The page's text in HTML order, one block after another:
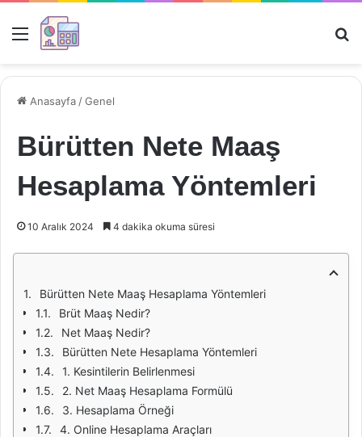
Menü
Anasayfa /Genel
Bürütten Nete Maaş
Hesaplama Yöntemleri
10 Aralık 2024 4 dakika okuma süresi
Bürütten Nete Maaş Hesaplama Yöntemleri
Brüt Maaş Nedir?
Net Maaş Nedir?
Bürütten Nete Hesaplama Yöntemleri
1. Kesintilerin Belirlenmesi
2. Net Maaş Hesaplama Formülü
3. Hesaplama Örneği
4. Online Hesaplama Araçları